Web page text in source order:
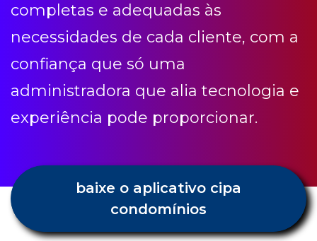
experiência pode proporcionar.
baixe o aplicativo cipa
condomínios
Condomínio etc
Receba todas as novidades e dicas
Cipa.